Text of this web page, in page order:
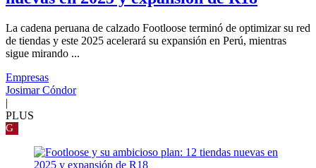
La cadena peruana de calzado Footloose terminó de optimizar su red
de tiendas y este 2025 acelerará su expansión en Perú, mientras
sigue mirando ...
Empresas
Josimar Cóndor
|
PLUS
G